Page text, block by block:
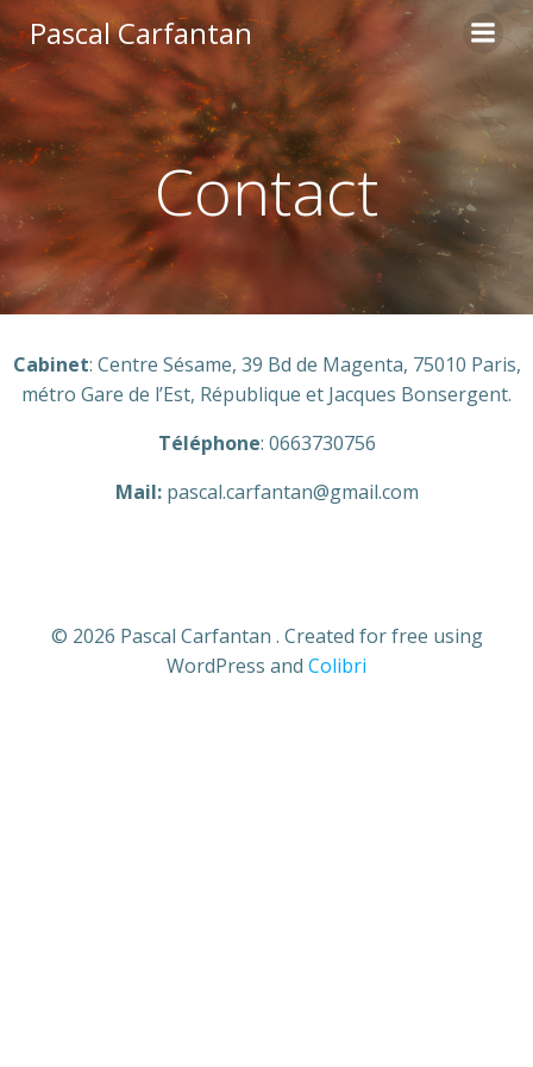
Skip
to
content
Pascal Carfantan
Contact
Cabinet: Centre Sésame, 39 Bd de Magenta, 75010 Paris,
métro Gare de l’Est, République et Jacques Bonsergent.
Téléphone: 0663730756
Mail:pascal.carfantan@gmail.com
© 2026 Pascal Carfantan . Created for free using
WordPress and Colibri